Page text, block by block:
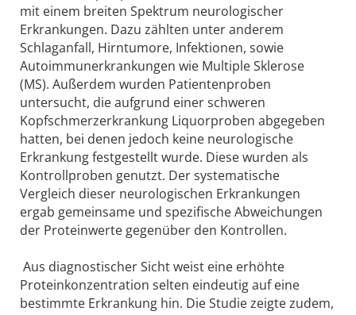
mit einem breiten Spektrum neurologischer
Erkrankungen. Dazu zählten unter anderem
Schlaganfall, Hirntumore, Infektionen, sowie
Autoimmunerkrankungen wie Multiple Sklerose
(MS). Außerdem wurden Patientenproben
untersucht, die aufgrund einer schweren
Kopfschmerzerkrankung Liquorproben abgegeben
hatten, bei denen jedoch keine neurologische
Erkrankung festgestellt wurde. Diese wurden als
Kontrollproben genutzt. Der systematische
Vergleich dieser neurologischen Erkrankungen
ergab gemeinsame und spezifische Abweichungen
der Proteinwerte gegenüber den Kontrollen.
Aus diagnostischer Sicht weist eine erhöhte
Proteinkonzentration selten eindeutig auf eine
bestimmte Erkrankung hin. Die Studie zeigte zudem,